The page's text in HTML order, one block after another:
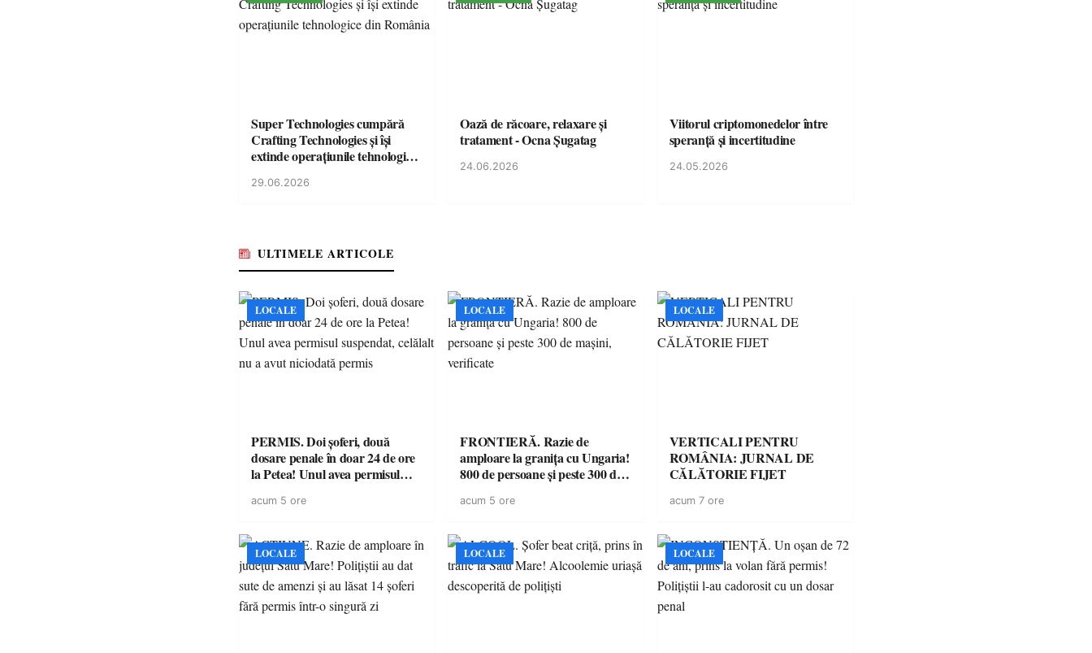
Super Technologies cumpără
Crafting Technologies și își
extinde operațiunile tehnologice
29.06.2026
Oază de răcoare, relaxare și
tratament - Ocna Șugatag
24.06.2026
Viitorul criptomonedelor între
speranță și incertitudine
24.05.2026
ULTIMELE ARTICOLE
LOCALE
PERMIS. Doi șoferi, două
dosare penale în doar 24 de ore
la Petea! Unul avea permisul
niciodată permis
acum 5 ore
LOCALE
FRONTIERĂ. Razie de
amploare la granița cu Ungaria!
800 de persoane și peste 300 de
acum 5 ore
LOCALE
VERTICALI PENTRU
ROMÂNIA: JURNAL DE
CĂLĂTORIE FIJET
acum 7 ore
LOCALE LOCALE LOCALE